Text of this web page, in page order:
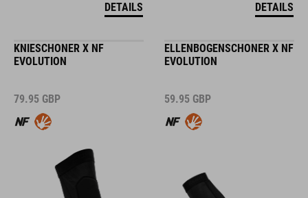
DETAILS DETAILS
KNIESCHONER X NF
EVOLUTION
79.95 GBP
ELLENBOGENSCHONER X NF
EVOLUTION
59.95 GBP